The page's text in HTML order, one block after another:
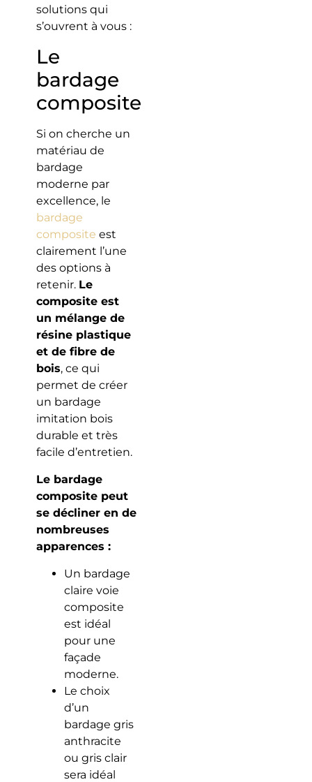
solutions qui
s’ouvrent à vous :
Le
bardage
composite
Si on cherche un
matériau de
bardage
moderne par
excellence, le
bardage
composite est
clairement l’une
des options à
retenir. Le
composite est
un mélange de
résine plastique
et de fibre de
bois, ce qui
permet de créer
un bardage
imitation bois
durable et très
facile d’entretien.
Le bardage
composite peut
se décliner en de
nombreuses
apparences :
Un bardage
claire voie
composite
est idéal
pour une
façade
moderne.
Le choix
d’un
bardage gris
anthracite
ou gris clair
sera idéal